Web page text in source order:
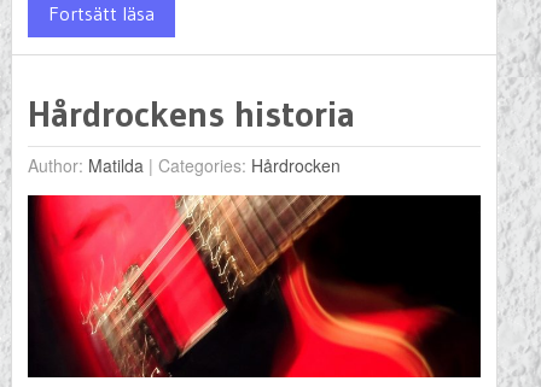
Fortsätt läsa
Hårdrockens historia
Author: Matilda| Categories: Hårdrocken